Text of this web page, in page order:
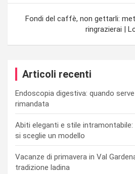
Fondi del caffè, non gettarli:
ringrazierai |
Articoli recenti
Endoscopia digestiva: quando
rimandata
Abiti eleganti e stile
si sceglie un modello
Vacanze di primavera in Val
tradizione ladina